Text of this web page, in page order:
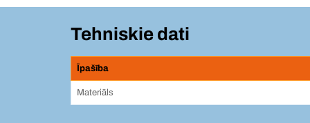
Tehniskie dati
Īpašība
Materiāls